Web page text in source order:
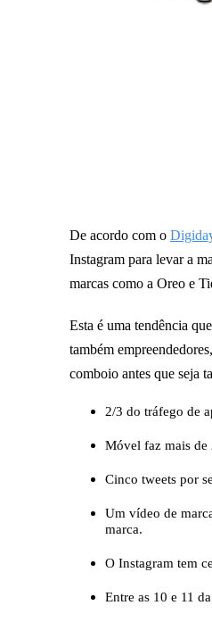
De acordo com o
Instagram para levar a
marcas como a Oreo e
Esta é uma tendência
também
comboio antes que seja
2/3 do tráfego de
Móvel faz mais de
Cinco tweets por
Um vídeo de
marca.
O Instagram tem
Entre as 10 e 11